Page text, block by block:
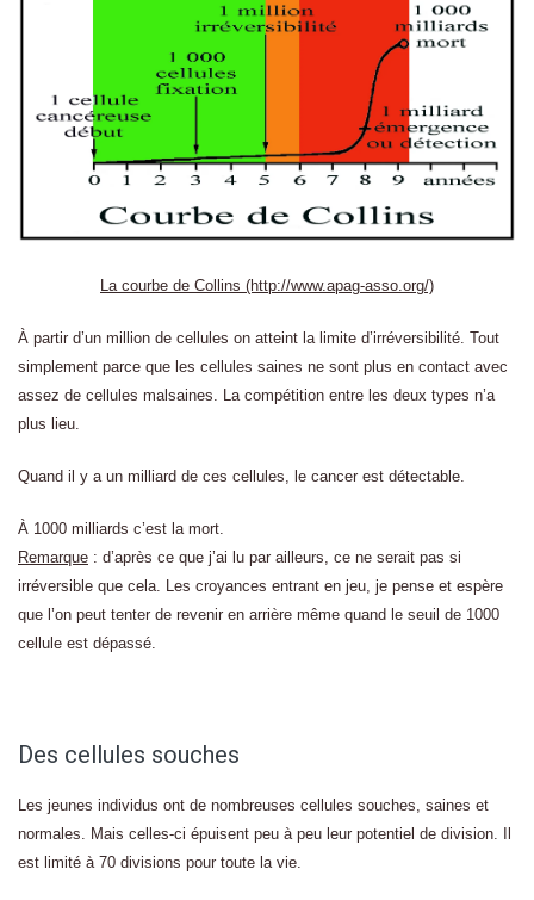
La courbe de Collins (http://www.apag-asso.org/)
À partir d’un million de cellules on atteint la limite d’irréversibilité. Tout
simplement parce que les cellules saines ne sont plus en contact avec
assez de cellules malsaines. La compétition entre les deux types n’a
plus lieu.
Quand il y a un milliard de ces cellules, le cancer est détectable.
À 1000 milliards c’est la mort.
Remarque : d’après ce que j’ai lu par ailleurs, ce ne serait pas si
irréversible que cela. Les croyances entrant en jeu, je pense et espère
que l’on peut tenter de revenir en arrière même quand le seuil de 1000
cellule est dépassé.
Des cellules souches
Les jeunes individus ont de nombreuses cellules souches, saines et
normales. Mais celles-ci épuisent peu à peu leur potentiel de division. Il
est limité à 70 divisions pour toute la vie.